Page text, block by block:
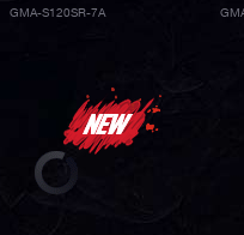
GMA-S120SR-7A